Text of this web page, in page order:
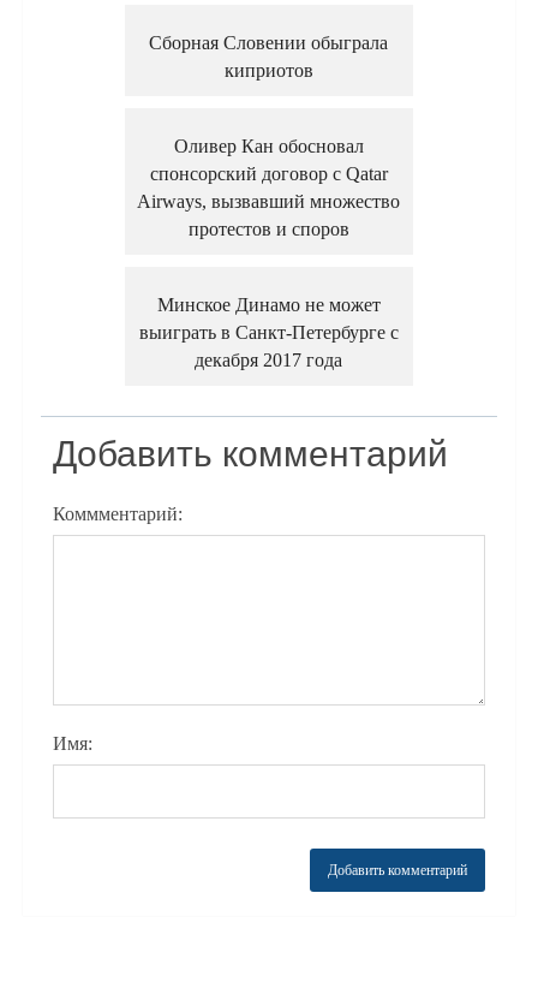
Сборная Словении обыграла
киприотов
Оливер Кан обосновал
спонсорский договор с Qatar
Airways, вызвавший множество
протестов и споров
Минское Динамо не может
выиграть в Санкт-Петербурге с
декабря 2017 года
Добавить комментарий
Коммментарий:
Имя: